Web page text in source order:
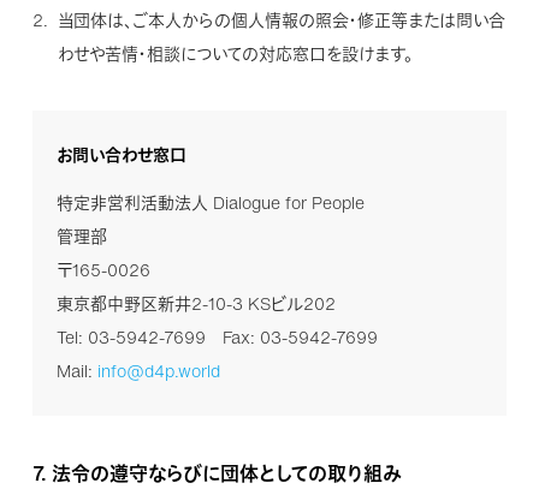
当団体は、ご本人からの個人情報の照会・修正等または問い合
わせや苦情・相談についての対応窓口を設けます。
お問い合わせ窓口
特定非営利活動法人 Dialogue for People
管理部
〒165-0026
東京都中野区新井2-10-3 KSビル202
Tel: 03-5942-7699 Fax: 03-5942-7699
Mail: info@d4p.world
7. 法令の遵守ならびに団体としての取り組み